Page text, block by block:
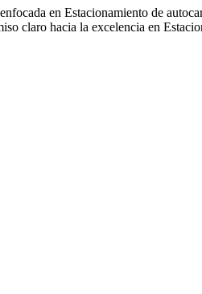
en Estacionamiento de
claro hacia la excelencia en